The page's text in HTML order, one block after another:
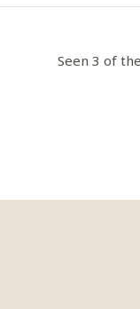
Seen 3 of